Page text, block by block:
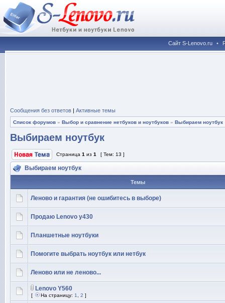
Сайт S-Lenovo.ru •
Сообщения без ответов | Активные темы
Список форумов » Выбор и сравнение нетбуков и ноутбуков » Выбираем ноутбук
Выбираем ноутбук
Страница 1 из 1 [ Тем: 13 ]
Выбираем ноутбук
Темы
Леново и гарантия (не ошибитесь в выборе)
Продаю Lenovo y430
Планшетные ноутбуки
Помогите выбрать ноутбук или нетбук
Леново или не леново...
Lenovo Y560
[ На страницу: 1 2 ]